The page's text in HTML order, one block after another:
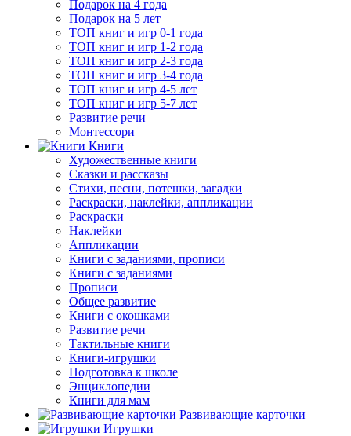
Подарок на 4 года
Подарок на 5 лет
ТОП книг и игр 0-1 года
ТОП книг и игр 1-2 года
ТОП книг и игр 2-3 года
ТОП книг и игр 3-4 года
ТОП книг и игр 4-5 лет
ТОП книг и игр 5-7 лет
Развитие речи
Монтессори
Книги
Художественные книги
Сказки и рассказы
Стихи, песни, потешки, загадки
Раскраски, наклейки, аппликации
Раскраски
Наклейки
Аппликации
Книги с заданиями, прописи
Книги с заданиями
Прописи
Общее развитие
Книги с окошками
Развитие речи
Тактильные книги
Книги-игрушки
Подготовка к школе
Энциклопедии
Книги для мам
Развивающие карточки
Игрушки